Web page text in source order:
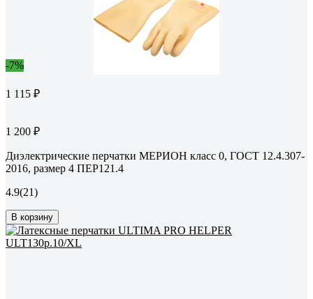
-7%
1 115 ₽
1 200 ₽
Диэлектрические перчатки МЕРИОН класс 0, ГОСТ 12.4.307-
2016, размер 4 ПЕР121.4
4.9(21)
В корзину